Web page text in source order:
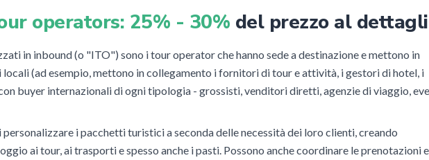
operators: 25% - 30% del prezzo al
in inbound (o "ITO") sono i tour operator che hanno sede a destinazione e mettono in
(ad esempio, mettono in collegamento i fornitori di tour e attività, i gestori di hotel, i
buyer internazionali di ogni tipologia - grossisti, venditori diretti, agenzie di viaggio,
i pacchetti turistici a seconda delle necessità dei loro clienti, creando
ai tour, ai trasporti e spesso anche i pasti. Possono anche coordinare le prenotazioni